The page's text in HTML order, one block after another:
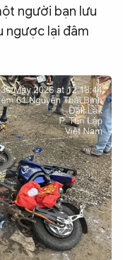
người bạn lưu
ngược lại đâm